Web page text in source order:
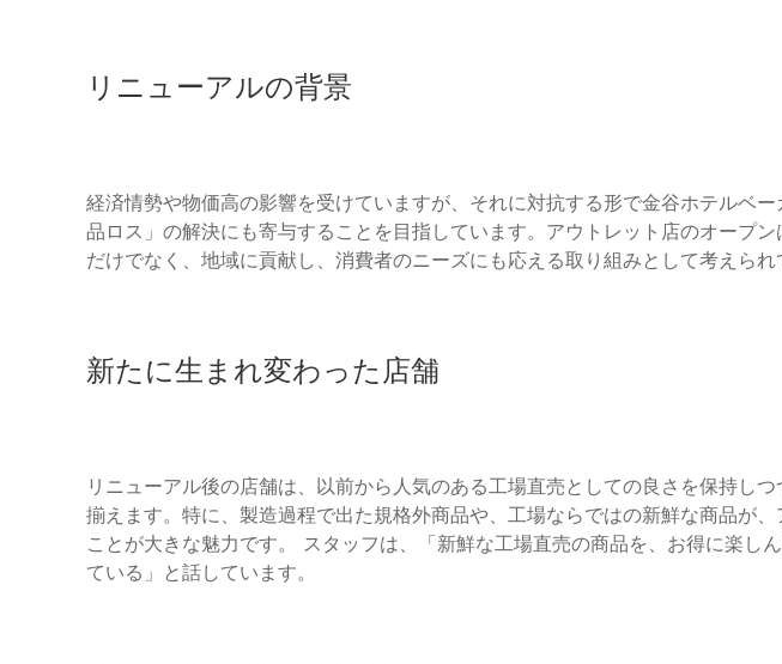
リニューアルの背景
経済情勢や物価高の影響を受けていますが、それに対抗する形で金谷ホテルベ
品ロス」の解決にも寄与することを目指しています。アウトレット店のオープ
だけでなく、地域に貢献し、消費者のニーズにも応える取り組みとして考えられ
新たに生まれ変わった店舗
リニューアル後の店舗は、以前から人気のある工場直売としての良さを保持し
揃えます。特に、製造過程で出た規格外商品や、工場ならではの新鮮な商品が
ことが大きな魅力です。 スタッフは、「新鮮な工場直売の商品を、お得に楽し
ている」と話しています。